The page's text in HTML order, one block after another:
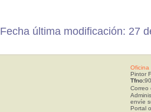
Fecha última modificación: 27
Oficina
Pintor
Tfno:
Correo
envíe
Portal